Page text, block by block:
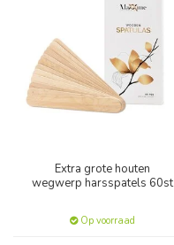
Extra grote houten
wegwerp harsspatels 60st
Op voorraad